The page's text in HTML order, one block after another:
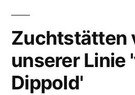
Zuchtstätten
unserer Linie
Dippold'